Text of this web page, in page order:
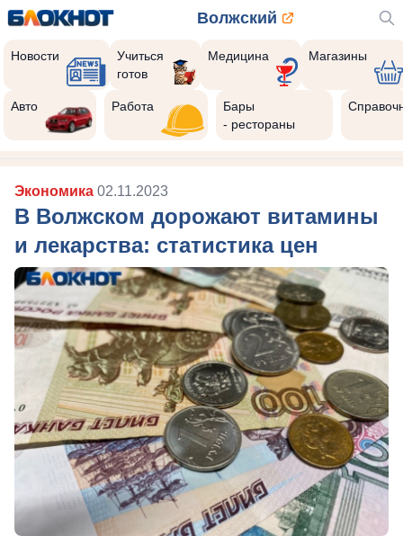
Волжский
Новости
Учиться
готов
Медицина Магазины
Авто Работа
Бары
- рестораны
Экономика 02.11.2023
В Волжском дорожают витамины
и лекарства: статистика цен